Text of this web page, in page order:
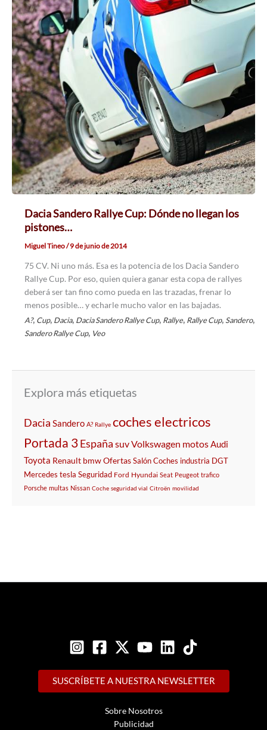
Dacia Sandero Rallye Cup: Dónde no llegan los
pistones…
Miguel Tineo/9 de junio de 2014
75 CV. Ni uno más. Esa es la potencia de los Dacia Sandero
Rallye Cup. Por eso, quien quiera ganar esta copa de rallyes
deberá ser tan fino como pueda en las trazadas, frenar lo
menos posible… y echarle mucho valor en las bajadas.
A?, Cup, Dacia, Dacia Sandero Rallye Cup, Rallye, Rallye Cup, Sandero,
Sandero Rallye Cup, Veo
Explora más etiquetas
Dacia Sandero A? Rallye coches electricos
Portada 3España suvVolkswagen motosAudi
Toyota Renault bmwOfertasSalónCoches industria DGT
Mercedes tesla Seguridad Ford Hyundai Seat Peugeot trafico
Porsche multas Nissan Coche seguridad vial Citroën movilidad
SUSCRÍBETE A NUESTRA NEWSLETTER
Sobre Nosotros
Publicidad